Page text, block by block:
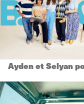
Ayden et Selyan